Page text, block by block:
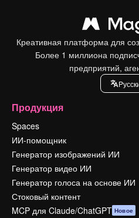
Креативная платформа для
Более 1 миллиона
предприятий,
Продукция
Spaces
ИИ-помощник
Генератор изображений ИИ
Генератор видео ИИ
Генератор голоса на основе ИИ
Стоковый контент
MCP для Claude/ChatGPT Новое